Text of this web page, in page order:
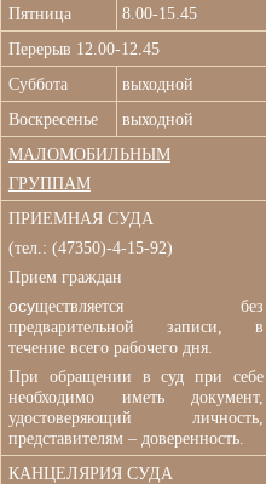
Пятница
8.00-15.45
Перерыв 12.00-12.45
Суббота
выходной
Воскресенье
выходной
МАЛОМОБИЛЬНЫМ
ГРУППАМ
ПРИЕМНАЯ СУДА
(тел.: (47350)-4-15-92)
Прием граждан
осуществляется без
предварительной записи, в
течение всего рабочего дня.
При обращении в суд при
себе
необходимо иметь документ,
удостоверяющий личность,
представителям – доверенность.
КАНЦЕЛЯРИЯ СУДА